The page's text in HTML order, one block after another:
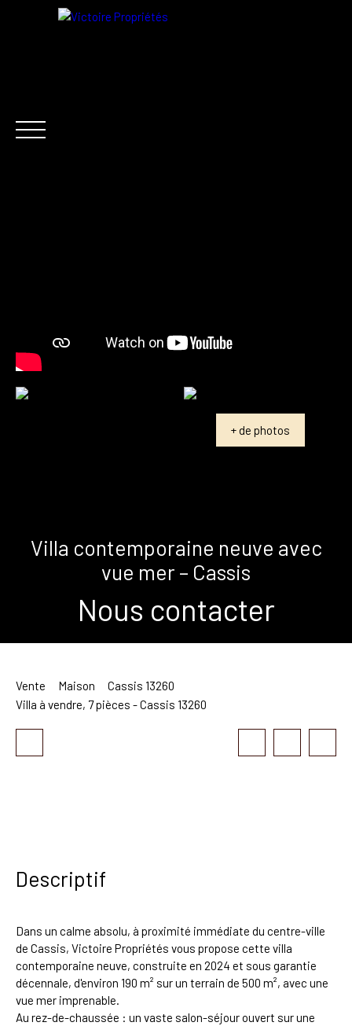
+ de photos
Villa contemporaine neuve avec
vue mer – Cassis
Nous contacter
Vente Maison
Cassis 13260
Villa à vendre, 7 pièces - Cassis 13260
Descriptif
Dans un calme absolu, à proximité immédiate du centre-ville
de Cassis, Victoire Propriétés vous propose cette villa
contemporaine neuve, construite en 2024 et sous garantie
décennale, d'environ 190 m² sur un terrain de 500 m², avec une
vue mer imprenable.
Au rez-de-chaussée : un vaste salon-séjour ouvert sur une